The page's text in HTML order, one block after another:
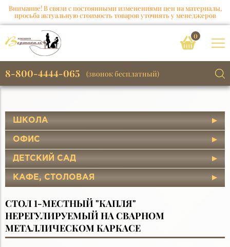
Внимание! В связи с постоянными изменениями цен на материалы,
просьба актуальную стоимость товаров уточнять у менеджеров
0
8-800-4444-065 (звонок бесплатный)
ШКОЛА
ОФИС
ДЕТСКИЙ САД
КАФЕ, СТОЛОВАЯ
СТОЛ 1-МЕСТНЫЙ "КАПЛЯ"
НЕРЕГУЛИРУЕМЫЙ НА СВАРНОМ
МЕТАЛЛИЧЕСКОМ КАРКАСЕ